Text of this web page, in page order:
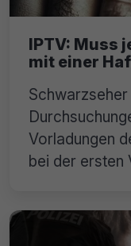
IPTV: Muss
mit einer
Vorladungen
bei der ersten